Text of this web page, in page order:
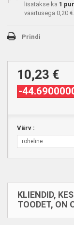
lisatakse ka 1
väärtusega 0,20 €.
Prindi
10,23 €
-
Värv :
roheline
KLIENDID,
TOODET, ON